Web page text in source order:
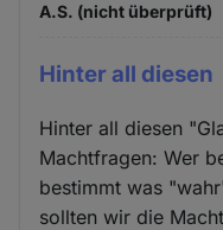
A.S. (nicht überprüft)
Hinter all diesen
Hinter all diesen
Machtfragen: Wer
bestimmt was
sollten wir die